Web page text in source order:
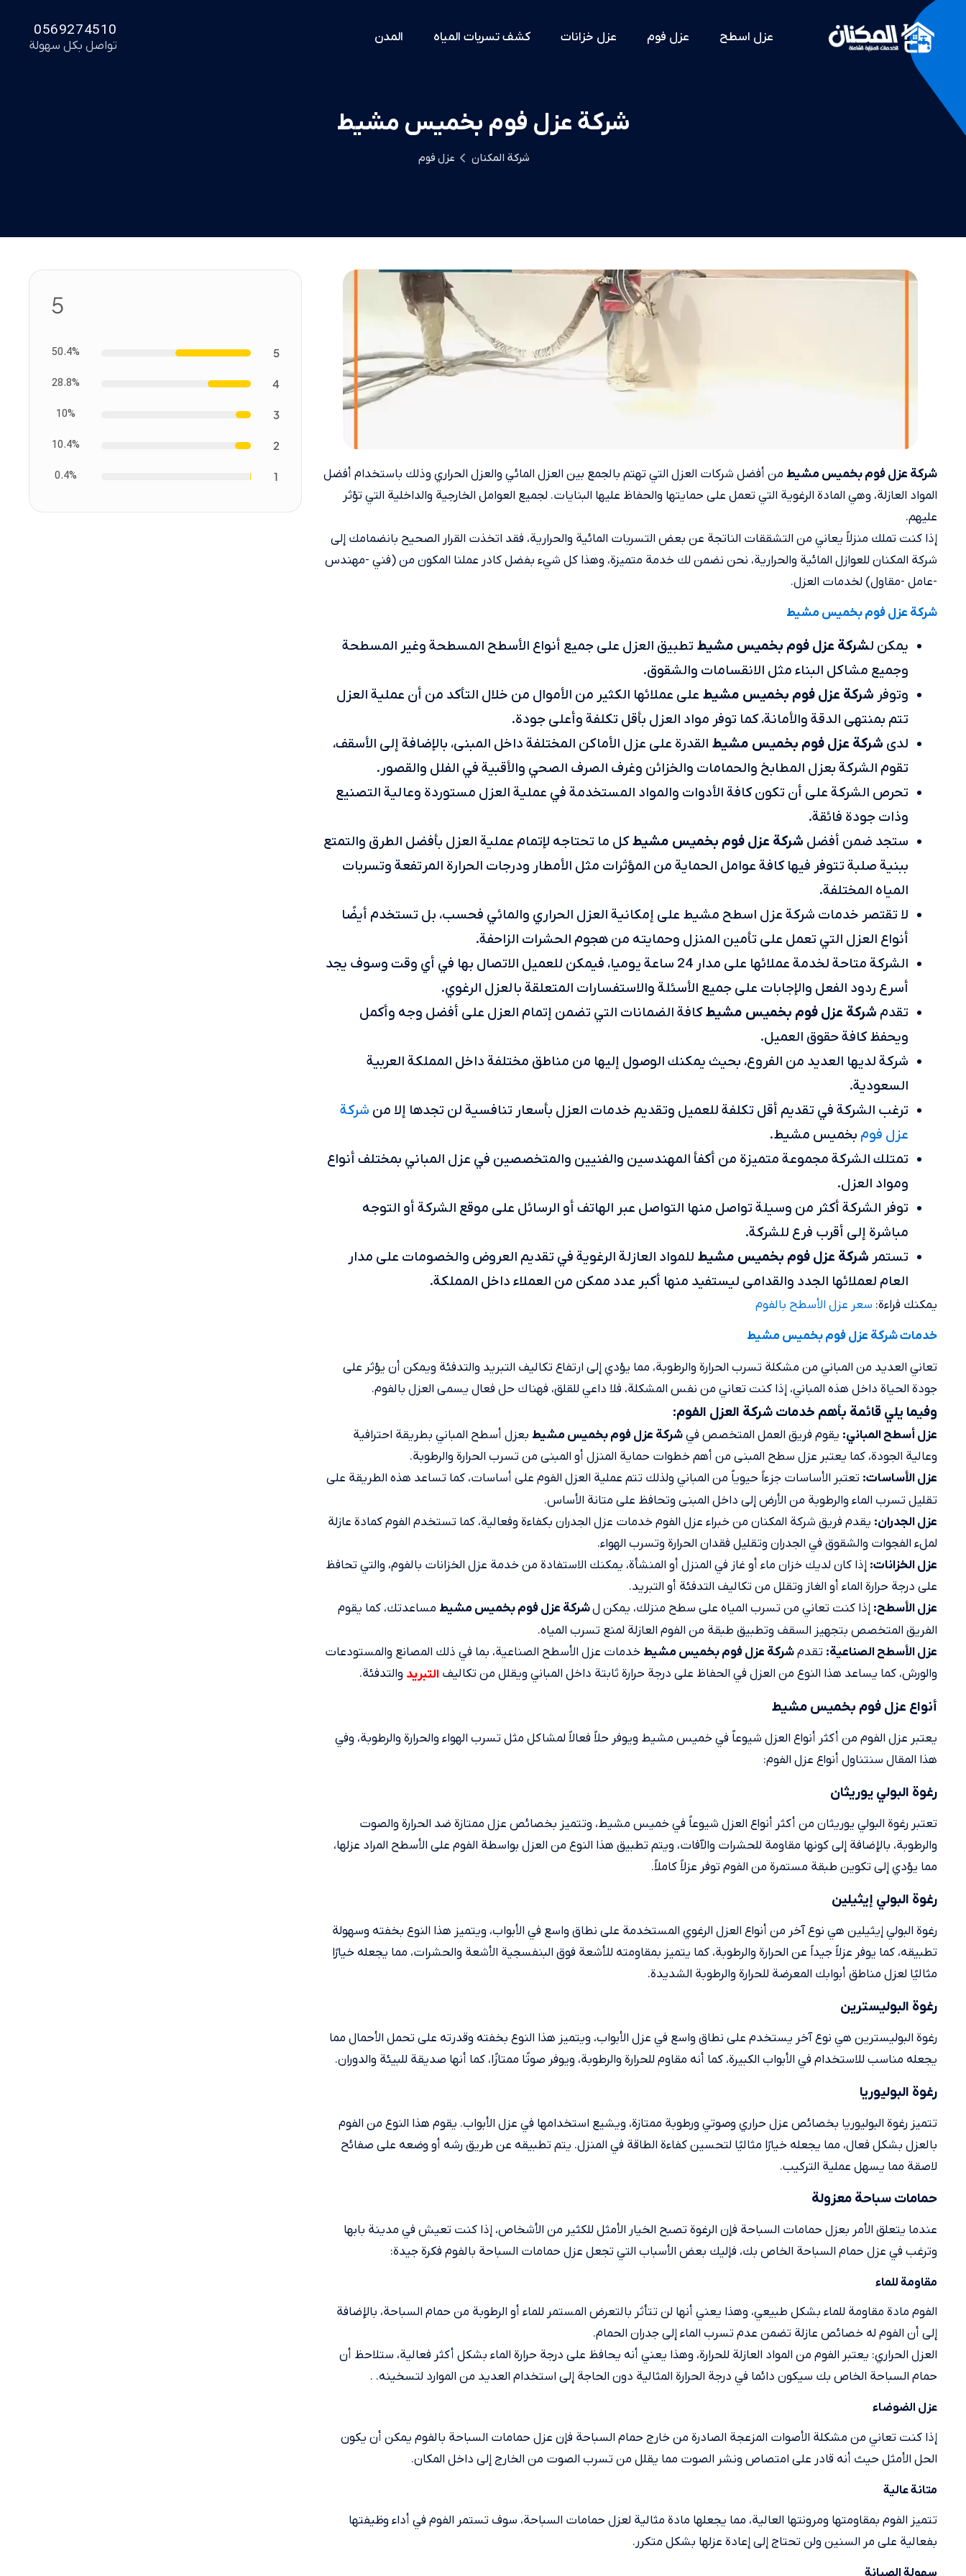
عزل اسطح عزل فوم عزل خزانات كشف تسربات المياه المدن 0569274510
تواصل بكل سهولة
شركة عزل فوم بخميس مشيط
شركة المكنان عزل فوم
شركة عزل فوم بخميس مشيط من أفضل شركات العزل التي تهتم بالجمع بين العزل المائي والعزل الحراري وذلك باستخدام أفضل
المواد العازلة، وهي المادة الرغوية التي تعمل على حمايتها والحفاظ عليها البنايات. لجميع العوامل الخارجية والداخلية التي تؤثر
عليهم.
إذا كنت تملك منزلاً يعاني من التشققات الناتجة عن بعض التسربات المائية والحرارية، فقد اتخذت القرار الصحيح بانضمامك إلى
شركة المكنان للعوازل المائية والحرارية، نحن نضمن لك خدمة متميزة، وهذا كل شيء بفضل كادر عملنا المكون من (فني -مهندس
-عامل -مقاول) لخدمات العزل.
شركة عزل فوم بخميس مشيط
يمكن لشركة عزل فوم بخميس مشيط تطبيق العزل على جميع أنواع الأسطح المسطحة وغير المسطحة
وجميع مشاكل البناء مثل الانقسامات والشقوق.
وتوفر شركة عزل فوم بخميس مشيط على عملائها الكثير من الأموال من خلال التأكد من أن عملية العزل
تتم بمنتهى الدقة والأمانة، كما توفر مواد العزل بأقل تكلفة وأعلى جودة.
لدى شركة عزل فوم بخميس مشيط القدرة على عزل الأماكن المختلفة داخل المبنى، بالإضافة إلى الأسقف،
تقوم الشركة بعزل المطابخ والحمامات والخزائن وغرف الصرف الصحي والأقبية في الفلل والقصور.
تحرص الشركة على أن تكون كافة الأدوات والمواد المستخدمة في عملية العزل مستوردة وعالية التصنيع
وذات جودة فائقة.
ستجد ضمن أفضل شركة عزل فوم بخميس مشيطكل ما تحتاجه لإتمام عملية العزل بأفضل الطرق والتمتع
ببنية صلبة تتوفر فيها كافة عوامل الحماية من المؤثرات مثل الأمطار ودرجات الحرارة المرتفعة وتسربات
المياه المختلفة.
لا تقتصر خدمات شركة عزل اسطح مشيط على إمكانية العزل الحراري والمائي فحسب، بل تستخدم أيضًا
أنواع العزل التي تعمل على تأمين المنزل وحمايته من هجوم الحشرات الزاحفة.
الشركة متاحة لخدمة عملائها على مدار 24 ساعة يوميا، فيمكن للعميل الاتصال بها في أي وقت وسوف يجد
أسرع ردود الفعل والإجابات على جميع الأسئلة والاستفسارات المتعلقة بالعزل الرغوي.
تقدم شركة عزل فوم بخميس مشيطكافة الضمانات التي تضمن إتمام العزل على أفضل وجه وأكمل
ويحفظ كافة حقوق العميل.
شركة لديها العديد من الفروع، بحيث يمكنك الوصول إليها من مناطق مختلفة داخل المملكة العربية
السعودية.
ترغب الشركة في تقديم أقل تكلفة للعميل وتقديم خدمات العزل بأسعار تنافسية لن تجدها إلا من شركة
عزل فوم بخميس مشيط.
تمتلك الشركة مجموعة متميزة من أكفأ المهندسين والفنيين والمتخصصين في عزل المباني بمختلف أنواع
ومواد العزل.
توفر الشركة أكثر من وسيلة تواصل منها التواصل عبر الهاتف أو الرسائل على موقع الشركة أو التوجه
مباشرة إلى أقرب فرع للشركة.
تستمر شركة عزل فوم بخميس مشيط للمواد العازلة الرغوية في تقديم العروض والخصومات على مدار
العام لعملائها الجدد والقدامى ليستفيد منها أكبر عدد ممكن من العملاء داخل المملكة.
يمكنك فراءة: سعر عزل الأسطح بالفوم
خدمات شركة عزل فوم بخميس مشيط
تعاني العديد من المباني من مشكلة تسرب الحرارة والرطوبة، مما يؤدي إلى ارتفاع تكاليف التبريد والتدفئة ويمكن أن يؤثر على
جودة الحياة داخل هذه المباني، إذا كنت تعاني من نفس المشكلة، فلا داعي للقلق، فهناك حل فعال يسمى العزل بالفوم.
وفيما يلي قائمة بأهم خدمات شركة العزل الفوم:
عزل أسطح المباني: يقوم فريق العمل المتخصص فيشركة عزل فوم بخميس مشيط بعزل أسطح المباني بطريقة احترافية
وعالية الجودة، كما يعتبر عزل سطح المبنى من أهم خطوات حماية المنزل أو المبنى من تسرب الحرارة والرطوبة.
عزل الأساسات: تعتبر الأساسات جزءاً حيوياً من المباني ولذلك تتم عملية العزل الفوم على أساسات، كما تساعد هذه الطريقة على
تقليل تسرب الماء والرطوبة من الأرض إلى داخل المبنى وتحافظ على متانة الأساس.
عزل الجدران: يقدم فريق شركة المكنان من خبراء عزل الفوم خدمات عزل الجدران بكفاءة وفعالية، كما تستخدم الفوم كمادة عازلة
لملء الفجوات والشقوق في الجدران وتقليل فقدان الحرارة وتسرب الهواء.
عزل الخزانات: إذا كان لديك خزان ماء أو غاز في المنزل أو المنشأة، يمكنك الاستفادة من خدمة عزل الخزانات بالفوم، والتي تحافظ
على درجة حرارة الماء أو الغاز وتقلل من تكاليف التدفئة أو التبريد.
عزل الأسطح: إذا كنت تعاني من تسرب المياه على سطح منزلك، يمكن لشركة عزل فوم بخميس مشيط مساعدتك، كما يقوم
الفريق المتخصص بتجهيز السقف وتطبيق طبقة من الفوم العازلة لمنع تسرب المياه.
عزل الأسطح الصناعية: تقدمشركة عزل فوم بخميس مشيط خدمات عزل الأسطح الصناعية، بما في ذلك المصانع والمستودعات
والورش، كما يساعد هذا النوع من العزل في الحفاظ على درجة حرارة ثابتة داخل المباني ويقلل من تكاليف التبريد والتدفئة.
أنواع عزل فوم بخميس مشيط
يعتبر عزل الفوم من أكثر أنواع العزل شيوعاً في خميس مشيط ويوفر حلاً فعالاً لمشاكل مثل تسرب الهواء والحرارة والرطوبة، وفي
هذا المقال سنتناول أنواع عزل الفوم:
رغوة البولي يوريثان
تعتبر رغوة البولي يوريثان من أكثر أنواع العزل شيوعاً في خميس مشيط، وتتميز بخصائص عزل ممتازة ضد الحرارة والصوت
والرطوبة، بالإضافة إلى كونها مقاومة للحشرات والآفات، ويتم تطبيق هذا النوع من العزل بواسطة الفوم على الأسطح المراد عزلها،
مما يؤدي إلى تكوين طبقة مستمرة من الفوم توفر عزلاً كاملاً.
رغوة البولي إيثيلين
رغوة البولي إيثيلين هي نوع آخر من أنواع العزل الرغوي المستخدمة على نطاق واسع في الأبواب، ويتميز هذا النوع بخفته وسهولة
تطبيقه، كما يوفر عزلاً جيداً عن الحرارة والرطوبة، كما يتميز بمقاومته للأشعة فوق البنفسجية الأشعة والحشرات، مما يجعله خيارًا
مثاليًا لعزل مناطق أبوابك المعرضة للحرارة والرطوبة الشديدة.
رغوة البوليسترين
رغوة البوليسترين هي نوع آخر يستخدم على نطاق واسع في عزل الأبواب، ويتميز هذا النوع بخفته وقدرته على تحمل الأحمال مما
يجعله مناسب للاستخدام في الأبواب الكبيرة، كما أنه مقاوم للحرارة والرطوبة، ويوفر صوتًا ممتازًا، كما أنها صديقة للبيئة والدوران.
رغوة البوليوريا
تتميز رغوة البوليوريا بخصائص عزل حراري وصوتي ورطوبة ممتازة، ويشيع استخدامها في عزل الأبواب. يقوم هذا النوع من الفوم
بالعزل بشكل فعال، مما يجعله خيارًا مثاليًا لتحسين كفاءة الطاقة في المنزل. يتم تطبيقه عن طريق رشه أو وضعه على صفائح
لاصقة مما يسهل عملية التركيب.
حمامات سباحة معزولة
عندما يتعلق الأمر بعزل حمامات السباحة فإن الرغوة تصبح الخيار الأمثل للكثير من الأشخاص، إذا كنت تعيش في مدينة بابها
وترغب في عزل حمام السباحة الخاص بك، فإليك بعض الأسباب التي تجعل عزل حمامات السباحة بالفوم فكرة جيدة:
مقاومة للماء
الفوم مادة مقاومة للماء بشكل طبيعي، وهذا يعني أنها لن تتأثر بالتعرض المستمر للماء أو الرطوبة من حمام السباحة، بالإضافة
إلى أن الفوم له خصائص عازلة تضمن عدم تسرب الماء إلى جدران الحمام.
العزل الحراري: يعتبر الفوم من المواد العازلة للحرارة، وهذا يعني أنه يحافظ على درجة حرارة الماء بشكل أكثر فعالية، ستلاحظ أن
حمام السباحة الخاص بك سيكون دائما في درجة الحرارة المثالية دون الحاجة إلى استخدام العديد من الموارد لتسخينه. .
عزل الضوضاء
إذا كنت تعاني من مشكلة الأصوات المزعجة الصادرة من خارج حمام السباحة فإن عزل حمامات السباحة بالفوم يمكن أن يكون
الحل الأمثل حيث أنه قادر على امتصاص ونشر الصوت مما يقلل من تسرب الصوت من الخارج إلى داخل المكان.
متانة عالية
تتميز الفوم بمقاومتها ومرونتها العالية، مما يجعلها مادة مثالية لعزل حمامات السباحة، سوف تستمر الفوم في أداء وظيفتها
بفعالية على مر السنين ولن تحتاج إلى إعادة عزلها بشكل متكرر.
سهولة الصيانة
5
5
50.4%
4
28.8%
3
10%
2
10.4%
1
0.4%